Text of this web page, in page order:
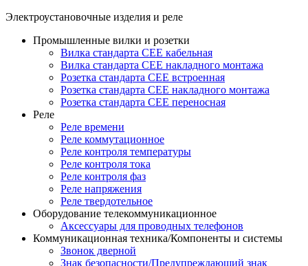
Электроустановочные изделия и реле
Промышленные вилки и розетки
Вилка стандарта CEE кабельная
Вилка стандарта CEE накладного монтажа
Розетка стандарта CEE встроенная
Розетка стандарта СЕЕ накладного монтажа
Розетка стандарта СЕЕ переносная
Реле
Реле времени
Реле коммутационное
Реле контроля температуры
Реле контроля тока
Реле контроля фаз
Реле напряжения
Реле твердотельное
Оборудование телекоммуникационное
Аксессуары для проводных телефонов
Коммуникационная техника/Компоненты и системы
Звонок дверной
Знак безопасности/Предупреждающий знак